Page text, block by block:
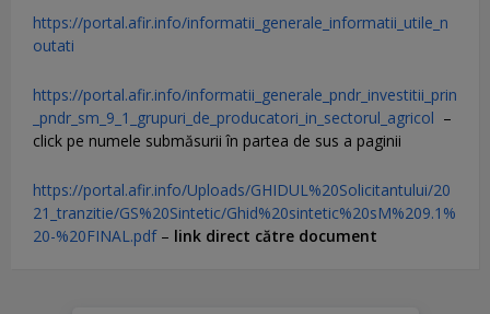
https://portal.afir.info/informatii_generale_informatii_utile_n
outati
https://portal.afir.info/informatii_generale_pndr_investitii_prin
_pndr_sm_9_1_grupuri_de_producatori_in_sectorul_agricol –
click pe numele submăsurii în partea de sus a paginii
https://portal.afir.info/Uploads/GHIDUL%20Solicitantului/20
21_tranzitie/GS%20Sintetic/Ghid%20sintetic%20sM%209.1%
20-%20FINAL.pdf– link direct către document